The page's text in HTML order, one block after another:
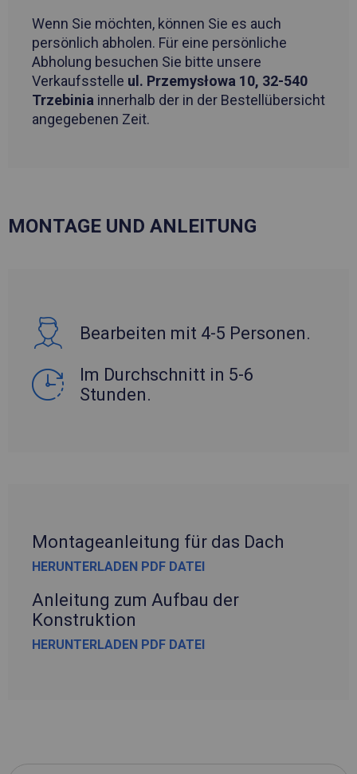
Wenn Sie möchten, können Sie es auch
persönlich abholen. Für eine persönliche
Abholung besuchen Sie bitte unsere
Verkaufsstelle ul. Przemysłowa 10, 32-540
Trzebinia innerhalb der in der Bestellübersicht
angegebenen Zeit.
MONTAGE UND ANLEITUNG
Bearbeiten mit 4-5 Personen.
Im Durchschnitt in 5-6
Stunden.
Montageanleitung für das Dach
HERUNTERLADEN PDF DATEI
Anleitung zum Aufbau der
Konstruktion
HERUNTERLADEN PDF DATEI